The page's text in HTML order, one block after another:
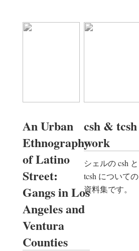
An Urban
Ethnography
of Latino
Street:
Gangs in Los
Angeles and
Ventura
Counties
csh & tcsh
work
シェルの csh と
tcsh についての
資料集です。